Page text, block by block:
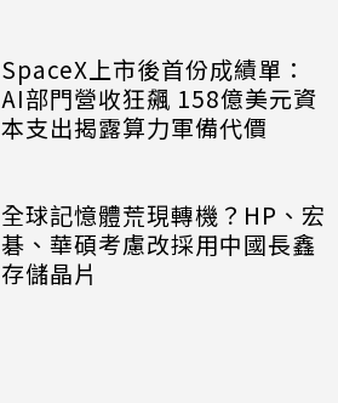
SpaceX上市後首份成績單：
AI部門營收狂飆 158億美元資
本支出揭露算力軍備代價
全球記憶體荒現轉機？HP、宏
碁、華碩考慮改採用中國長鑫
存儲晶片